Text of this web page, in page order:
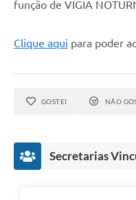
função de VIGIA
Clique aqui para poder
GOSTEI NÃO
Secretarias